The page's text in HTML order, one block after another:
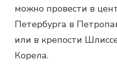
можно провести в
Петербурга в
или в крепости
Корела.